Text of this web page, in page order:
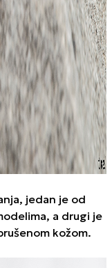
jedan je od
a drugi je
kožom.